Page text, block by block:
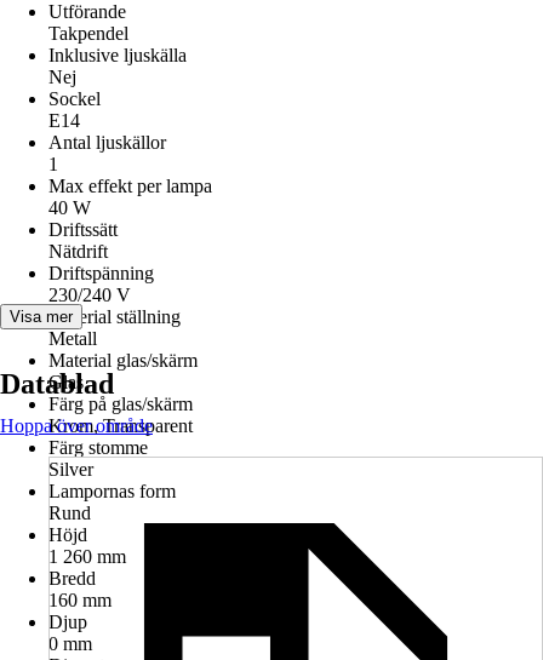
Utförande
Takpendel
Inklusive ljuskälla
Nej
Sockel
E14
Antal ljuskällor
1
Max effekt per lampa
40 W
Driftssätt
Nätdrift
Driftspänning
230/240 V
Material ställning
Metall
Material glas/skärm
Glas
Färg på glas/skärm
Krom, Transparent
Färg stomme
Silver
Lampornas form
Rund
Höjd
1 260 mm
Bredd
160 mm
Djup
0 mm
Visa mer
Datablad
Hoppa över område